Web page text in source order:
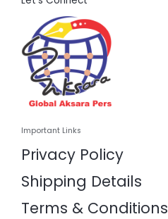
Important Links
Privacy Policy
Shipping Details
Terms & Conditions